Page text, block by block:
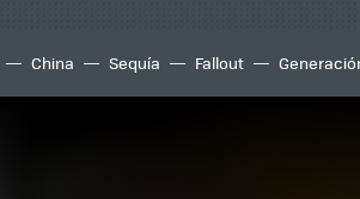
China Sequía Fallout